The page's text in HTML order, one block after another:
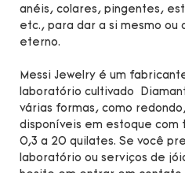
anéis, colares, pingentes,
etc., para dar a si mesmo ou
eterno.
Messi Jewelry é um
laboratório cultivado
várias formas, como
disponíveis em estoque com
0,3 a 20 quilates. Se você
laboratório ou serviços de